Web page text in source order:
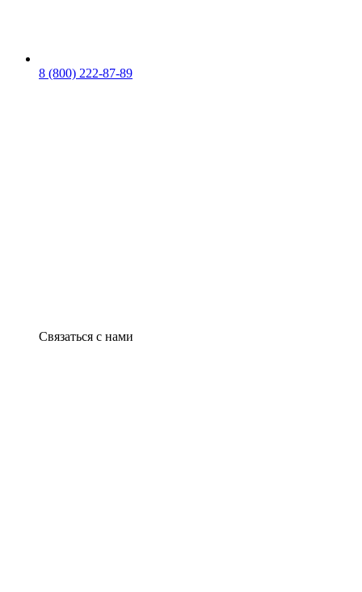
8 (800) 222-87-89
Связаться с нами